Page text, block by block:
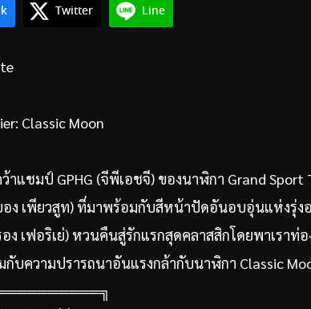
Twitter Line
Classic Moon
าแชมป์ GPHG (จีพีเอชจี) ของนาฬิกา Grand
ง เพียวสูท) ที่มาพร้อมกับสีหน้าปัดอันอบอุ่นแห่งรุ่งอ
รอง เฟอริเย่) หวนคืนสู่รักแรกสุดคลาสสิกโดยพาเรา
บความปรารถนาอันแรงกล้ากับนาฬิกา Classic